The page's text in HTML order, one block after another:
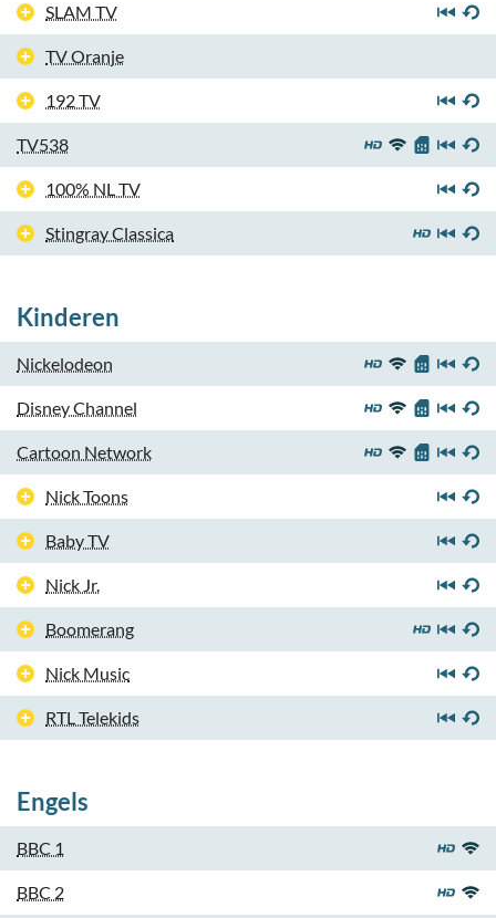
SLAM TV
TV Oranje
192 TV
TV538
100% NL TV
Stingray Classica
Kinderen
Nickelodeon
Disney Channel
Cartoon Network
Nick Toons
Baby TV
Nick Jr.
Boomerang
Nick Music
RTL Telekids
Engels
BBC 1
BBC 2